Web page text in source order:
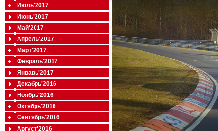
Июль'2017
Июнь'2017
Май'2017
Апрель'2017
Март'2017
Февраль'2017
Январь'2017
Декабрь'2016
Ноябрь'2016
Октябрь'2016
Сентябрь'2016
Август'2016